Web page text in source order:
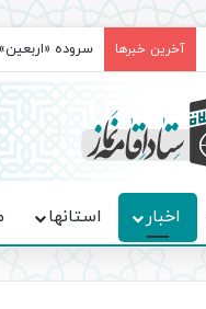
آخرین خبرها سروده‌
اخبار استانها